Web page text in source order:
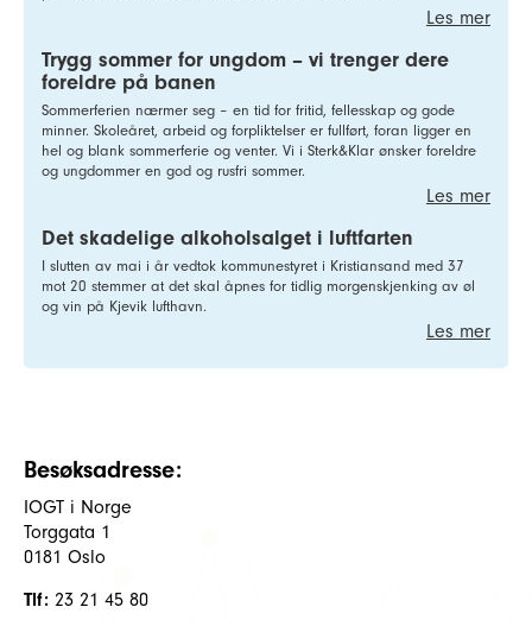
Les mer
Trygg sommer for ungdom – vi trenger dere
foreldre på banen
Sommerferien nærmer seg – en tid for fritid, fellesskap og gode
minner. Skoleåret, arbeid og forpliktelser er fullført, foran ligger en
hel og blank sommerferie og venter. Vi i Sterk&Klar ønsker foreldre
og ungdommer en god og rusfri sommer.
Les mer
Det skadelige alkoholsalget i luftfarten
I slutten av mai i år vedtok kommunestyret i Kristiansand med 37
mot 20 stemmer at det skal åpnes for tidlig morgenskjenking av øl
og vin på Kjevik lufthavn.
Les mer
Besøksadresse:
IOGT i Norge
Torggata 1
0181 Oslo
Tlf: 23 21 45 80